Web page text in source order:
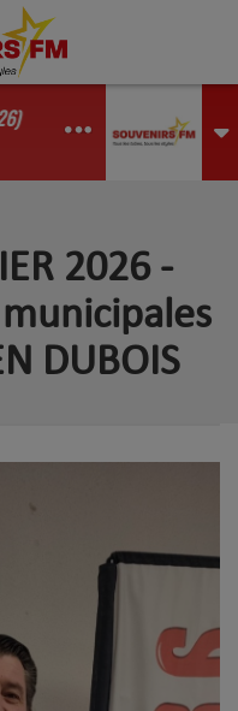
2026 -
DUBOIS